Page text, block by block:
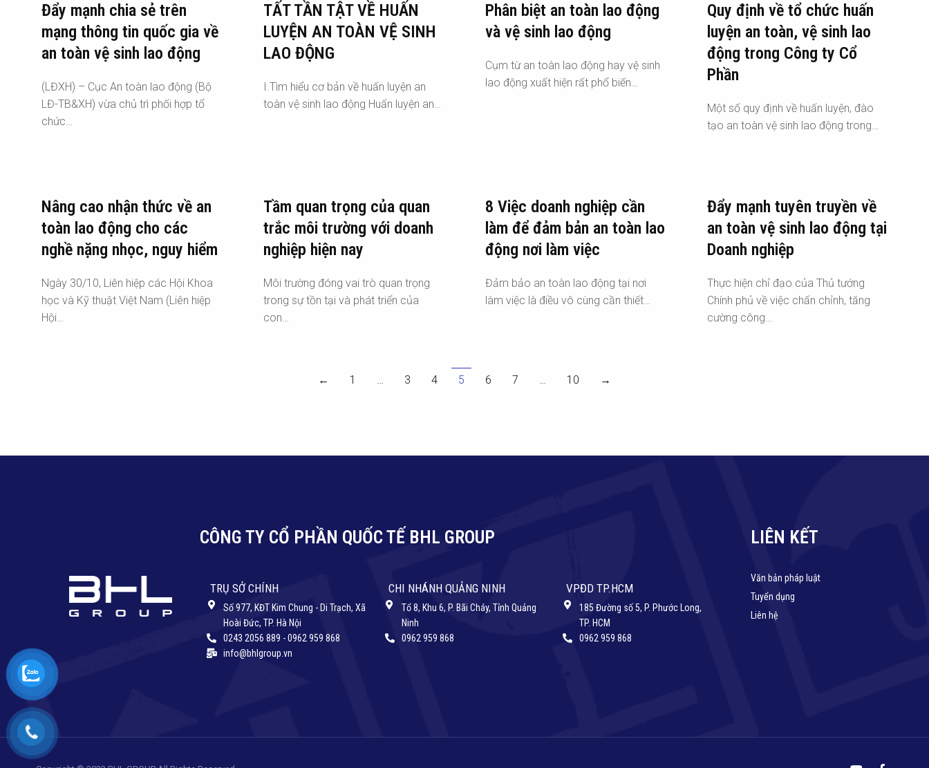
Đẩy mạnh chia sẻ trên
mạng thông tin quốc gia về
an toàn vệ sinh lao động
(LĐXH) – Cục An toàn lao động (Bộ
LĐ-TB&XH) vừa chủ trì phối hợp tổ
chức…
TẤT TẦN TẬT VỀ HUẤN
LUYỆN AN TOÀN VỆ SINH
LAO ĐỘNG
I.Tìm hiểu cơ bản về huấn luyện an
toàn vệ sinh lao động Huấn luyện an…
Phân biệt an toàn lao động
và vệ sinh lao động
Cụm từ an toàn lao động hay vệ sinh
lao động xuất hiện rất phổ biến…
Quy định về tổ chức huấn
luyện an toàn, vệ sinh lao
động trong Công ty Cổ
Phần
Một số quy định về huấn luyện, đào
tạo an toàn vệ sinh lao động trong…
Nâng cao nhận thức về an
toàn lao động cho các
nghề nặng nhọc, nguy hiểm
Ngày 30/10, Liên hiệp các Hội Khoa
học và Kỹ thuật Việt Nam (Liên hiệp
Hội…
Tầm quan trọng của quan
trắc môi trường với doanh
nghiệp hiện nay
Môi trường đóng vai trò quan trọng
trong sự tồn tại và phát triển của
con…
8 Việc doanh nghiệp cần
làm để đảm bản an toàn lao
động nơi làm việc
Đảm bảo an toàn lao động tại nơi
làm việc là điều vô cùng cần thiết…
Đẩy mạnh tuyên truyền về
an toàn vệ sinh lao động tại
Doanh nghiệp
Thực hiện chỉ đạo của Thủ tướng
Chính phủ về việc chấn chỉnh, tăng
cường công…
← 1 … 3 4 5 6 7 … 10 →
CÔNG TY CỔ PHẦN QUỐC TẾ BHL GROUP
TRỤ SỞ CHÍNH
Số 977, KĐT Kim Chung - Di Trạch, Xã
Hoài Đức, TP. Hà Nội
0243 2056 889 - 0962 959 868
info@bhlgroup.vn
CHI NHÁNH QUẢNG NINH
Tổ 8, Khu 6, P. Bãi Cháy, Tỉnh Quảng
Ninh
0962 959 868
VPĐD TP.HCM
185 Đường số 5, P. Phước Long,
TP. HCM
0962 959 868
LIÊN KẾT
Văn bản pháp luật
Tuyển dụng
Liên hệ